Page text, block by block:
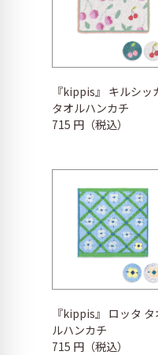
『kippis』 キルシッ
タオルハンカチ
715 円（税込）
『kippis』 ロッタ タ
ルハンカチ
715 円（税込）